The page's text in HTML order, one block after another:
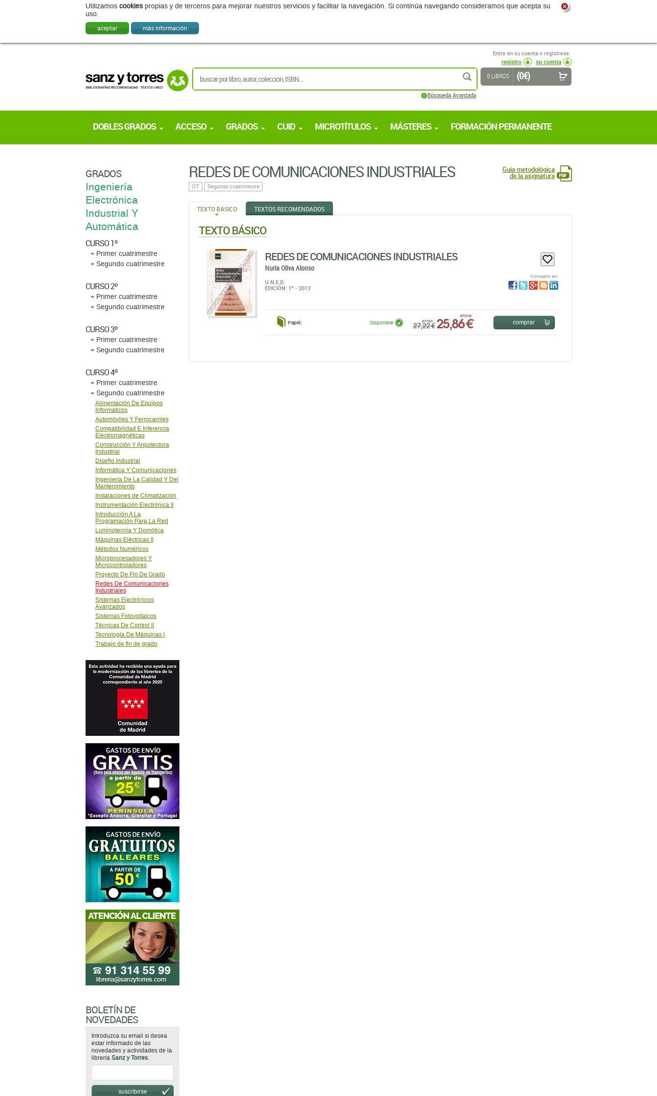
Utilizamos cookies propias y de terceros para mejorar nuestros servicios y facilitar la navegación. Si continúa navegando consideramos que acepta su
uso.
aceptar más información
Entre en su cuenta o regístrese.
registro
su cuenta
buscar
Búsqueda Avanzada
0 LIBROS (0 €)
DOBLES GRADOS ACCESO GRADOS CUID MICROTÍTULOS MÁSTERES FORMACIÓN PERMANENTE
REDES DE COMUNICACIONES INDUSTRIALES
OT Segundo cuatrimestre
Guía metodológica
de la asignatura
TEXTO BÁSICO TEXTOS RECOMENDADOS
TEXTO BÁSICO
REDES DE COMUNICACIONES INDUSTRIALES
Nuria Oliva Alonso
U.N.E.D.
EDICIÓN: 1ª - 2013
Compartir en:
Papel: antes:
27,22 €
ahora:
25,86 €
Disponible comprar
GRADOS
Ingeniería
Electrónica
Industrial Y
Automática
CURSO 1º
+ Primer cuatrimestre
+ Segundo cuatrimestre
CURSO 2º
+ Primer cuatrimestre
+ Segundo cuatrimestre
CURSO 3º
+ Primer cuatrimestre
+ Segundo cuatrimestre
CURSO 4º
+ Primer cuatrimestre
+ Segundo cuatrimestre
Alimentación De Equipos
Informáticos
Automóviles Y Ferrocarriles
Compatibilidad E Inferencia
Electromagnéticas
Construcción Y Arquitectura
Industrial
Diseño Industrial
Informática Y Comunicaciones
Ingeniería De La Calidad Y Del
Mantenimiento
Instalaciones de Climatización
Instrumentación Electrónica II
Introducción A La
Programación Para La Red
Luminotecnia Y Domótica
Máquinas Eléctricas II
Métodos Numéricos
Microprocesadores Y
Microcontroladores
Proyecto De Fin De Grado
Redes De Comunicaciones
Industriales
Sistemas Electrónicos
Avanzados
Sistemas Fotovoltaicos
Técnicas De Control II
Tecnología De Máquinas I
Trabajo de fin de grado
BOLETÍN DE
NOVEDADES
Introduzca su email si desea
estar informado de las
novedades y actividades de la
librería Sanz y Torres.
suscribirse